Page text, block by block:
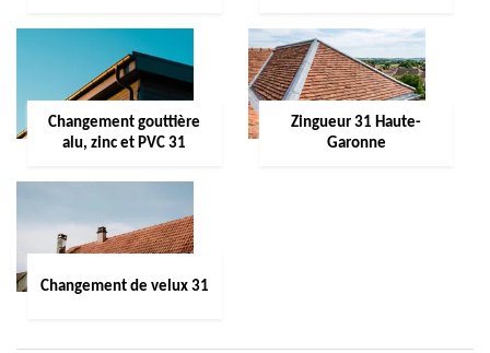
Changement gouttière
alu, zinc et PVC 31
Zingueur 31 Haute-
Garonne
Changement de velux 31